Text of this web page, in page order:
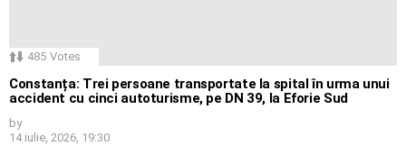
485 Votes
Constanța: Trei persoane transportate la spital în urma unui
accident cu cinci autoturisme, pe DN 39, la Eforie Sud
by
14 iulie, 2026, 19:30